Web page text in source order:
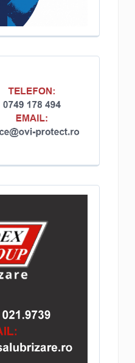
DJ 391, pe tronsonul
de implementare, după ce
Consiliului Local
Programul Național de
Saligny”, […]